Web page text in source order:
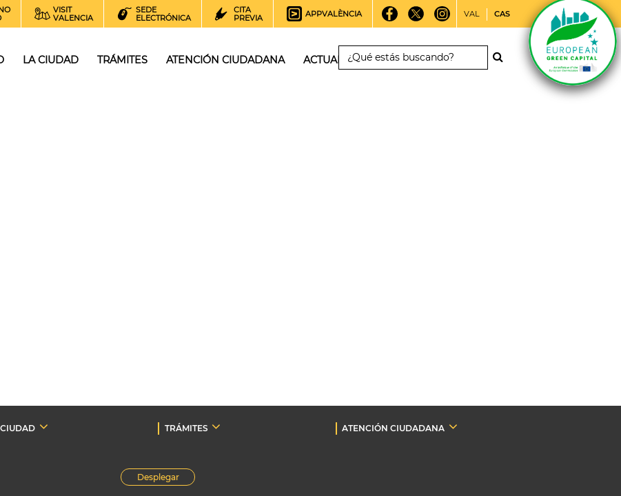
VISIT
VALENCIA
SEDE
ELECTRÓNICA
CITA
PREVIA
APPVALÈNCIA VAL CAS
LA CIUDAD TRÁMITES ATENCIÓN CIUDADANA ACTUALIDAD
TRÁMITES
ATENCIÓN CIUDADANA
Desplegar